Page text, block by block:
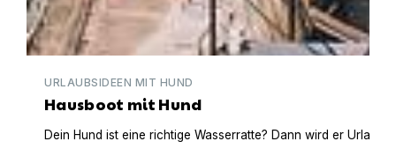
URLAUBSIDEEN MIT HUND
Hausboot mit Hund
Dein Hund ist eine richtige Wasserratte? Dann wird er